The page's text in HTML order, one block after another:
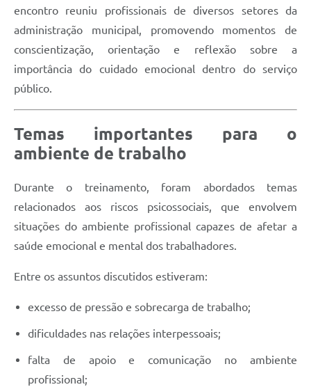
encontro reuniu profissionais de diversos setores da
administração municipal, promovendo momentos de
conscientização, orientação e reflexão sobre a
importância do cuidado emocional dentro do serviço
público.
Temas importantes para o
ambiente de trabalho
Durante o treinamento, foram abordados temas
relacionados aos riscos psicossociais, que envolvem
situações do ambiente profissional capazes de afetar a
saúde emocional e mental dos trabalhadores.
Entre os assuntos discutidos estiveram:
excesso de pressão e sobrecarga de trabalho;
dificuldades nas relações interpessoais;
falta de apoio e comunicação no ambiente
profissional;